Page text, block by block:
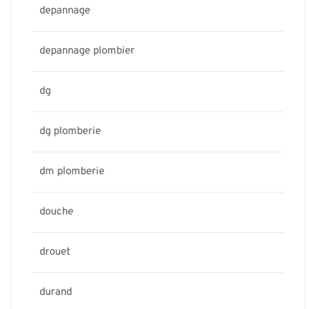
depannage
depannage plombier
dg
dg plomberie
dm plomberie
douche
drouet
durand